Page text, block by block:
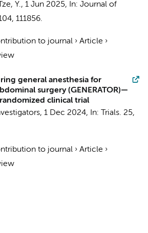
Y., 1 Jun 2025, In: Journal of
, 111856.
to journal › Article ›
general anesthesia for
surgery (GENERATOR)—
clinical trial
, 1 Dec 2024, In: Trials. 25,
to journal › Article ›